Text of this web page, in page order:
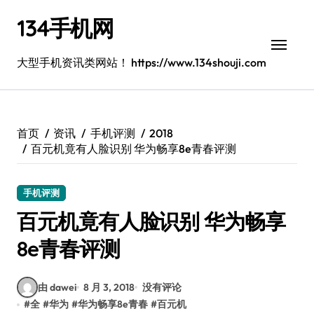
134手机网
大型手机资讯类网站！ https://www.134shouji.com
首页 资讯 手机评测
2018
百元机竟有人脸识别 华为畅享8e青春评测
手机评测
百元机竟有人脸识别 华为畅享
8e青春评测
由 dawei 8 月 3, 2018 没有评论
#全 #华为 #华为畅享8e青春 #百元机